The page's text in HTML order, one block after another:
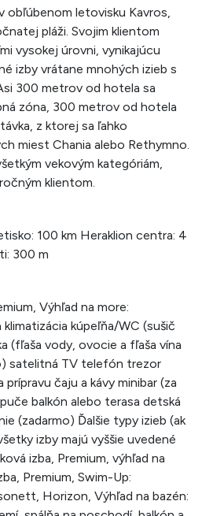
obľúbenom letovisku Kavros,
pláži. Svojim klientom
vysokej úrovni, vynikajúcu
izby vrátane mnohých izieb s
300 metrov od hotela sa
zóna, 300 metrov od hotela
z ktorej sa ľahko
miest Chania alebo Rethymno.
vekovým kategóriám,
klientom.
100 km Heraklion centra: 4
300 m
Výhľad na more:
klimatizácia kúpeľňa/WC (sušič
(fľaša vody, ovocie a fľaša vína
satelitná TV telefón trezor
prípravu čaju a kávy minibar (za
balkón alebo terasa detská
(zadarmo) Ďalšie typy izieb (ak
izby majú vyššie uvedené
izba, Premium, výhľad na
Premium, Swim-Up:
Horizon, Výhľad na bazén: